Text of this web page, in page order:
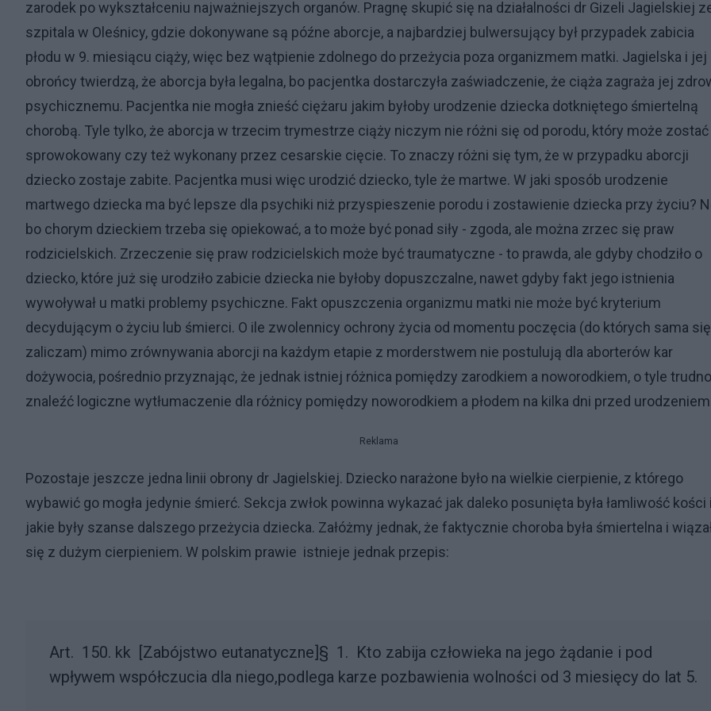
zarodek po wykształceniu najważniejszych organów. Pragnę skupić się na działalności dr Gizeli Jagielskiej
szpitala w Oleśnicy, gdzie dokonywane są późne aborcje, a najbardziej bulwersujący był przypadek zabicia
płodu w 9. miesiącu ciąży, więc bez wątpienie zdolnego do przeżycia poza organizmem matki. Jagielska i jej
obrońcy twierdzą, że aborcja była legalna, bo pacjentka dostarczyła zaświadczenie, że ciąża zagraża jej
psychicznemu. Pacjentka nie mogła znieść ciężaru jakim byłoby urodzenie dziecka dotkniętego śmiertelną
chorobą. Tyle tylko, że aborcja w trzecim trymestrze ciąży niczym nie różni się od porodu, który może zostać
sprowokowany czy też wykonany przez cesarskie cięcie. To znaczy różni się tym, że w przypadku aborcji
dziecko zostaje zabite. Pacjentka musi więc urodzić dziecko, tyle że martwe. W jaki sposób urodzenie
martwego dziecka ma być lepsze dla psychiki niż przyspieszenie porodu i zostawienie dziecka przy życiu?
bo chorym dzieckiem trzeba się opiekować, a to może być ponad siły - zgoda, ale można zrzec się praw
rodzicielskich. Zrzeczenie się praw rodzicielskich może być traumatyczne - to prawda, ale gdyby chodziło o
dziecko, które już się urodziło zabicie dziecka nie byłoby dopuszczalne, nawet gdyby fakt jego istnienia
wywoływał u matki problemy psychiczne. Fakt opuszczenia organizmu matki nie może być kryterium
decydującym o życiu lub śmierci. O ile zwolennicy ochrony życia od momentu poczęcia (do których sama się
zaliczam) mimo zrównywania aborcji na każdym etapie z morderstwem nie postulują dla aborterów kar
dożywocia, pośrednio przyznając, że jednak istniej różnica pomiędzy zarodkiem a noworodkiem, o tyle trudno
znaleźć logiczne wytłumaczenie dla różnicy pomiędzy noworodkiem a płodem na kilka dni przed
Reklama
Pozostaje jeszcze jedna linii obrony dr Jagielskiej. Dziecko narażone było na wielkie cierpienie, z którego
wybawić go mogła jedynie śmierć. Sekcja zwłok powinna wykazać jak daleko posunięta była łamliwość kości i
jakie były szanse dalszego przeżycia dziecka. Załóżmy jednak, że faktycznie choroba była śmiertelna i
się z dużym cierpieniem. W polskim prawie istnieje jednak przepis:
Art. 150. kk [Zabójstwo eutanatyczne]§ 1. Kto zabija człowieka na jego żądanie i pod
wpływem współczucia dla niego,podlega karze pozbawienia wolności od 3 miesięcy do lat 5.